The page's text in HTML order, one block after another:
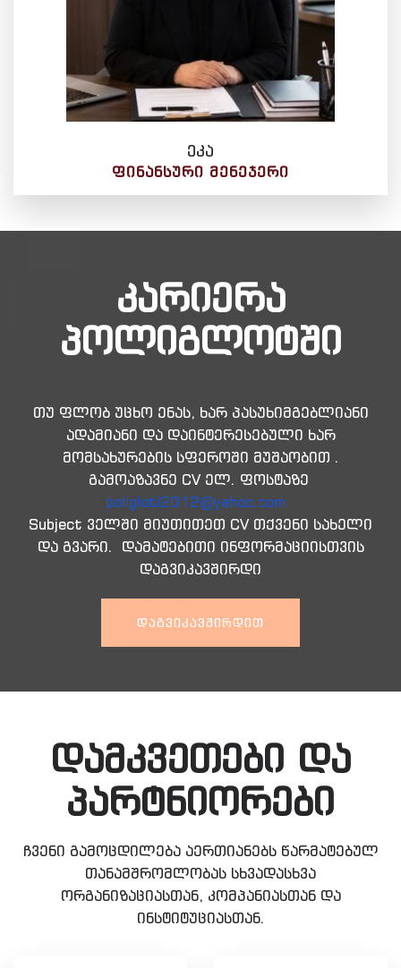
ეკა
ᲤᲘᲜᲐᲜᲡᲣᲠᲘ ᲛᲔᲜᲔᲯᲔᲠᲘ
კარიერა
პოლიგლოტში
თუ ფლობ უცხო ენას, ხარ პასუხიმგებლიანი
ადამიანი და დაინტერესებული ხარ
მომსახურების სფეროში მუშაობით .
გამოაზავნე CV ელ. ფოსტაზე
poligloti2012@yahoo.com
Subject ველში მიუთითეთ CV თქვენი სახელი
და გვარი. დამატებითი ინფორმაციისთვის
დაგვიკავშირდი
ᲓᲐᲒᲕᲘᲙᲐᲕᲨᲘᲠᲓᲘᲗ
დამკვეთები და
პარტნიორები
ჩვენი გამოცდილება აერთიანებს წარმატებულ
თანამშრომლობას სხვადასხვა
ორგანიზაციასთან, კომპანიასთან და
ინსტიტუციასთან.